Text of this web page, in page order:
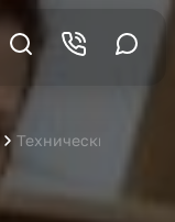
Технический